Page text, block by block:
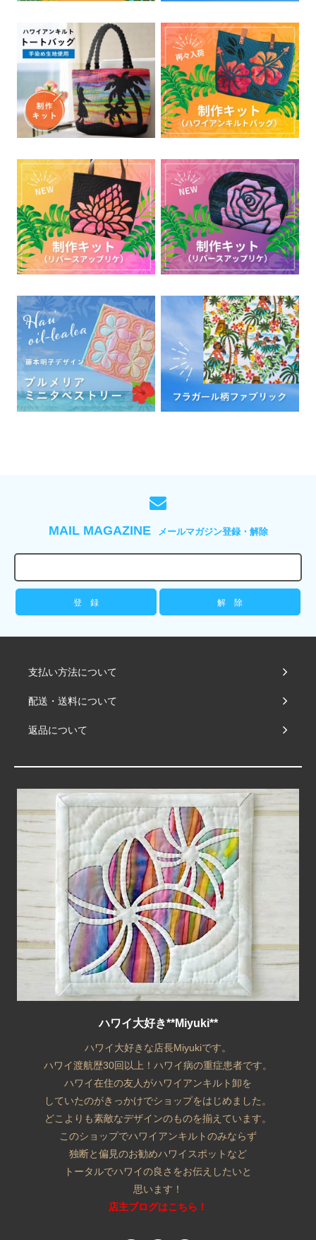
MAIL MAGAZINE メールマガジン登録・解除
支払い方法について
配送・送料について
返品について
ハワイ大好き**Miyuki**
ハワイ大好きな店長Miyukiです。
ハワイ渡航歴30回以上！ハワイ病の重症患者です。
ハワイ在住の友人がハワイアンキルト卸を
していたのがきっかけでショップをはじめました。
どこよりも素敵なデザインのものを揃えています。
このショップでハワイアンキルトのみならず
独断と偏見のお勧めハワイスポットなど
トータルでハワイの良さをお伝えしたいと
思います！
店主ブログはこちら！